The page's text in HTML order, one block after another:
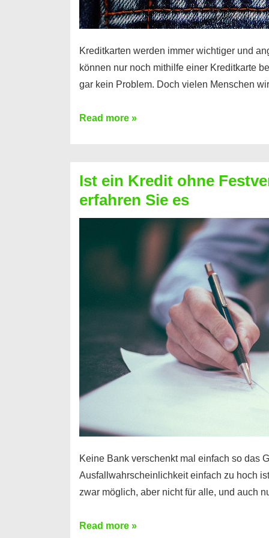
Kreditkarten werden immer wichtiger und
können nur noch mithilfe einer Kreditkarte
gar kein Problem. Doch vielen Menschen
Kreditkarte
Prepaid
ist
nicht
Read more »
Ist ein Kredit ohne
erfahren Sie es
Keine Bank verschenkt mal einfach so das
Ausfallwahrscheinlichkeit einfach zu hoch
zwar möglich, aber nicht für alle, und auch
Ist
Read more »